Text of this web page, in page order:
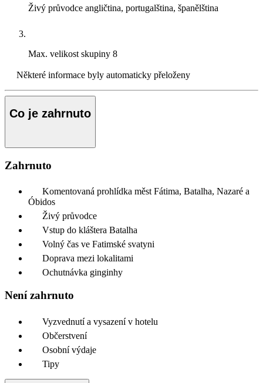
Živý průvodce angličtina, portugalština, španělština
Max. velikost skupiny 8
Některé informace byly automaticky přeloženy
Co je zahrnuto
Zahrnuto
Komentovaná prohlídka měst Fátima, Batalha, Nazaré a
Óbidos
Živý průvodce
Vstup do kláštera Batalha
Volný čas ve Fatimské svatyni
Doprava mezi lokalitami
Ochutnávka ginginhy
Není zahrnuto
Vyzvednutí a vysazení v hotelu
Občerstvení
Osobní výdaje
Tipy